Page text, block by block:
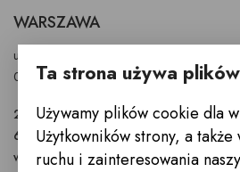
WARSZAWA
ul. Puławska 326 - budynek Enel-Med
02-819 Warszawa
22 855 40 97
601 777 299
warszawa@innemeble.pl
Ta strona używa
Używamy plików cookie dla
Użytkowników strony, a
ruchu i zainteresowania